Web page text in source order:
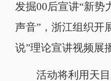
发掘00后宣讲“新势
声音”，浙江组织开
说”理论宣讲视频展
活动将利用天目